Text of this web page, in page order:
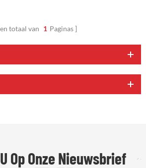
totaal van 1 Paginas
Op Onze Nieuwsbrief